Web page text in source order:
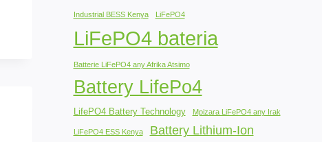
Industrial BESS Kenya LiFePO4
LiFePO4 bateria
Batterie LiFePO4 any Afrika Atsimo
Battery LifePo4
LifePO4 Battery Technology Mpizara LiFePO4 any Irak
LiFePO4 ESS Kenya Battery Lithium-Ion